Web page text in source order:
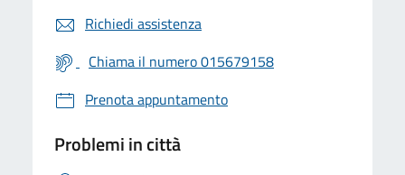
Richiedi assistenza
Chiama il numero 015679158
Prenota appuntamento
Problemi in città